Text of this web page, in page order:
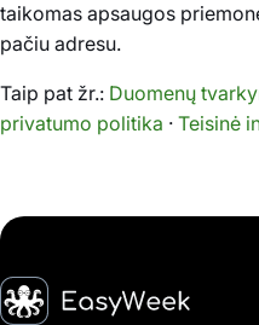
taikomas apsaugos
pačiu adresu.
Taip pat žr.: Duomenų
privatumo politika · Teisinė
Pagrindinis puslapis